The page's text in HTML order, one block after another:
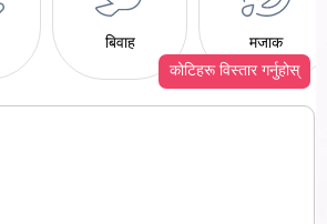
बिवाह
मजाक
कोटिहरू विस्तार गर्नुहोस्